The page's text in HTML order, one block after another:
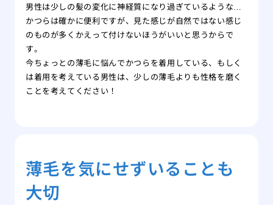
男性は少しの髪の変化に神経質になり過ぎているような…
かつらは確かに便利ですが、見た感じが自然ではない感じ
のものが多くかえって付けないほうがいいと思うからで
す。
今ちょっとの薄毛に悩んでかつらを着用している、もしく
は着用を考えている男性は、少しの薄毛よりも性格を磨く
ことを考えてください！
薄毛を気にせずいることも
大切